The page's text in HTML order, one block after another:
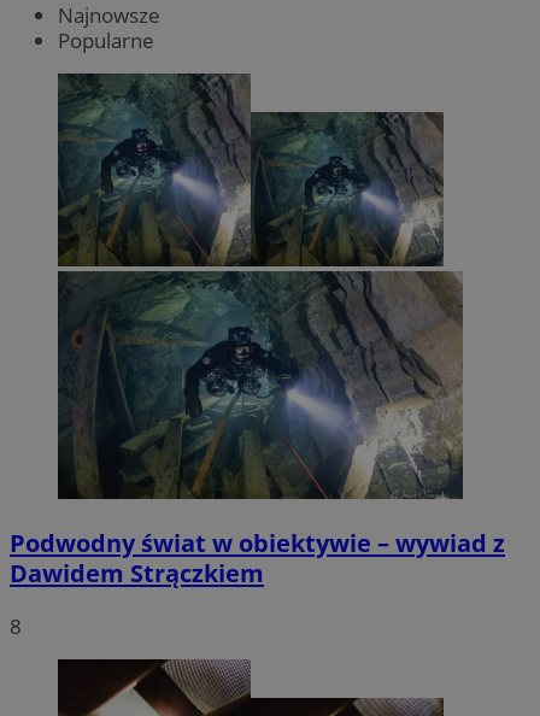
Najnowsze
Popularne
Podwodny świat w obiektywie – wywiad z
Dawidem Strączkiem
8